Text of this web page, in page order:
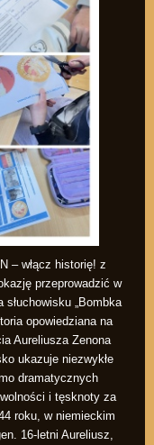
– włącz historię! z
przeprowadzić w
„Bombka
opowiedziana na
Aureliusza Zenona
ukazuje niezwykłe
dramatycznych
i tęsknoty za
roku, w niemieckim
16-letni Aureliusz,